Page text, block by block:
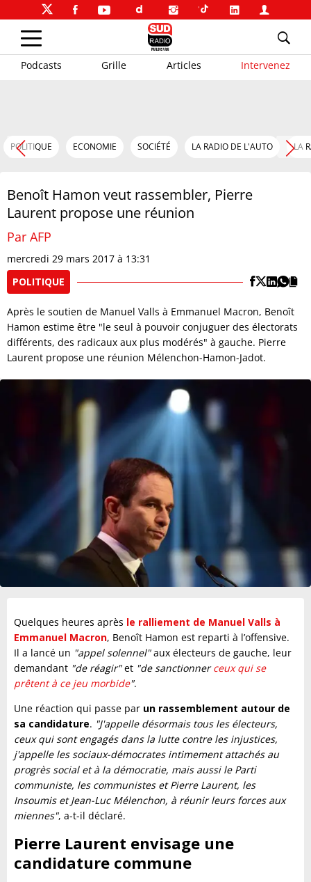
Podcasts Grille Articles Intervenez
POLITIQUE ECONOMIE SOCIÉTÉ LA RADIO DE L'AUTO LA
Benoît Hamon veut rassembler, Pierre
Laurent propose une réunion
Par AFP
mercredi 29 mars 2017 à 13:31
POLITIQUE
Après le soutien de Manuel Valls à Emmanuel Macron, Benoît
Hamon estime être "le seul à pouvoir conjuguer des électorats
différents, des radicaux aux plus modérés" à gauche. Pierre
Laurent propose une réunion Mélenchon-Hamon-Jadot.
Quelques heures après le ralliement de Manuel Valls à
Emmanuel Macron, Benoît Hamon est reparti à l’offensive.
Il a lancé un "appel solennel"aux électeurs de gauche, leur
demandant "de réagir"et "de sanctionnerceux qui se
prêtent à ce jeu morbide".
Une réaction qui passe par un rassemblement autour de
sa candidature. "J'appelle désormais tous les électeurs,
ceux qui sont engagés dans la lutte contre les injustices,
j'appelle les sociaux-démocrates intimement attachés au
progrès social et à la démocratie, mais aussi le Parti
communiste, les communistes et Pierre Laurent, les
Insoumis et Jean-Luc Mélenchon, à réunir leurs forces aux
miennes", a-t-il déclaré.
Pierre Laurent envisage une
candidature commune